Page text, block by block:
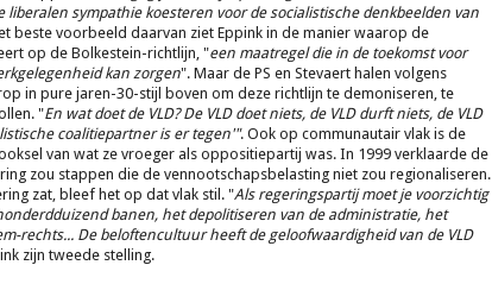
liberalen sympathie koesteren voor de socialistische denkbeelden van
beste voorbeeld daarvan ziet Eppink in de manier waarop de
op de Bolkestein-richtlijn, "een maatregel die in de toekomst voor
kan zorgen". Maar de PS en Stevaert halen volgens
in pure jaren-30-stijl boven om deze richtlijn te demoniseren, te
"En wat doet de VLD? De VLD doet niets, de VLD durft niets, de VLD
coalitiepartner is er tegen'". Ook op communautair vlak is de
van wat ze vroeger als oppositiepartij was. In 1999 verklaarde de
zou stappen die de vennootschapsbelasting niet zou regionaliseren.
zat, bleef het op dat vlak stil. "Als regeringspartij moet je voorzichtig
banen, het depolitiseren van de administratie, het
rechts... De beloftencultuur heeft de geloofwaardigheid van de VLD
zijn tweede stelling.